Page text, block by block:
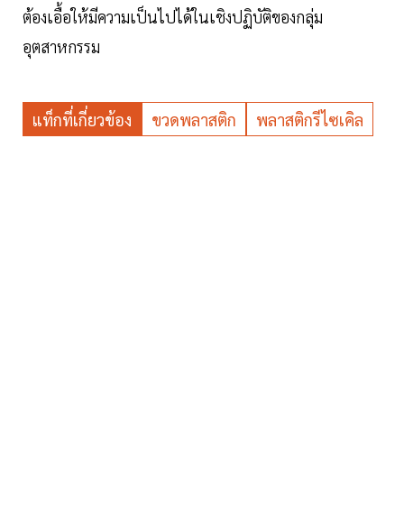
ต้องเอื้อให้มีความเป็นไปได้ในเชิงปฏิบัติของกลุ่ม
อุตสาหกรรม
แท็กที่เกี่ยวข้อง ขวดพลาสติก พลาสติกรีไซเคิล